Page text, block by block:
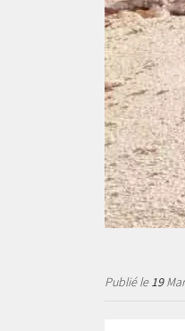
Publié le19